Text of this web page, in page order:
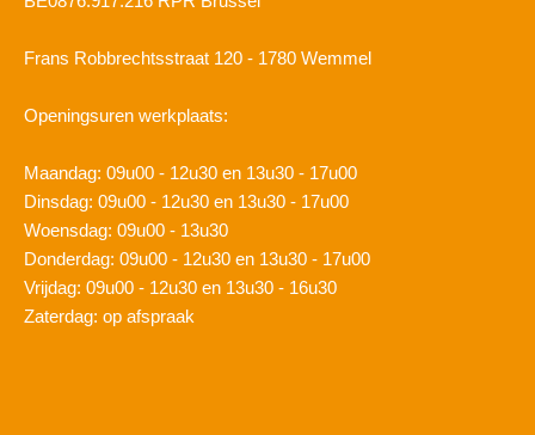
Frans Robbrechtsstraat 120 - 1780 Wemmel
Openingsuren werkplaats:
Maandag: 09u00 - 12u30 en 13u30 - 17u00
Dinsdag: 09u00 - 12u30 en 13u30 - 17u00
Woensdag: 09u00 - 13u30
Donderdag: 09u00 - 12u30 en 13u30 - 17u00
Vrijdag: 09u00 - 12u30 en 13u30 - 16u30
Zaterdag: op afspraak